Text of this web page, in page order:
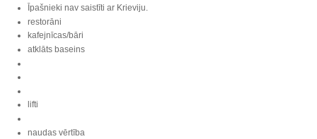
Īpašnieki nav saistīti ar Krieviju.
restorāni
kafejnīcas/bāri
atklāts baseins
lifti
naudas vērtība